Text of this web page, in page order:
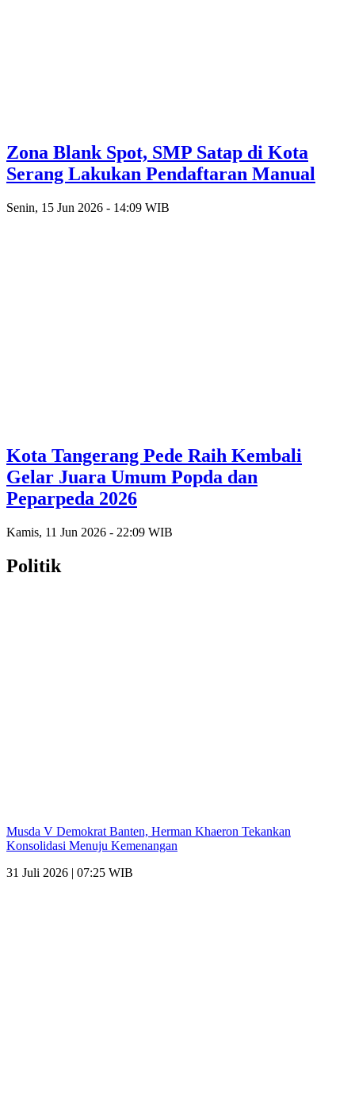
Zona Blank Spot, SMP Satap di Kota
Serang Lakukan Pendaftaran Manual
Senin, 15 Jun 2026 - 14:09 WIB
Kota Tangerang Pede Raih Kembali
Gelar Juara Umum Popda dan
Peparpeda 2026
Kamis, 11 Jun 2026 - 22:09 WIB
Politik
Musda V Demokrat Banten, Herman Khaeron Tekankan
Konsolidasi Menuju Kemenangan
31 Juli 2026 | 07:25 WIB